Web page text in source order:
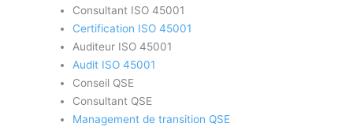
Consultant ISO 45001
Certification ISO 45001
Auditeur ISO 45001
Audit ISO 45001
Conseil QSE
Consultant QSE
Management de transition QSE